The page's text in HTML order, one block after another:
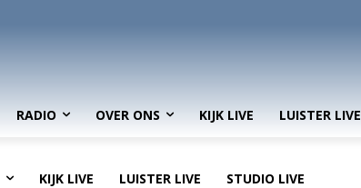
RADIO OVER ONS KIJK LIVE LUISTER LIVE
KIJK LIVE LUISTER LIVE STUDIO LIVE